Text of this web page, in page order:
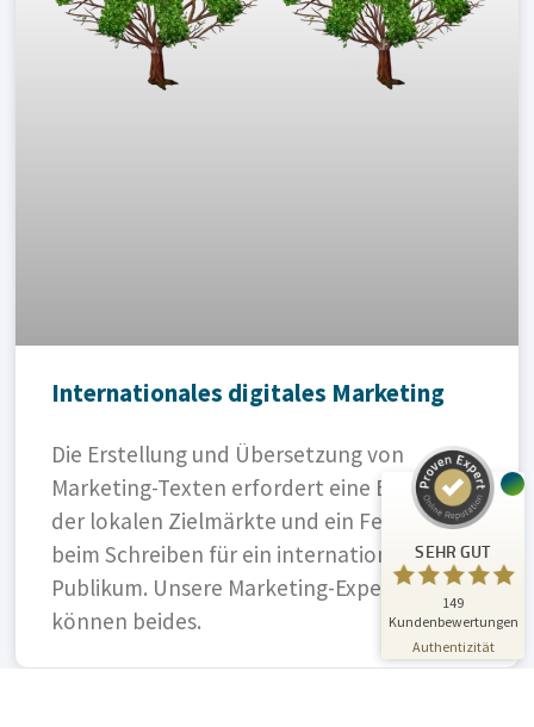
Internationales digitales Marketing
Die Erstellung und Übersetzung von
Marketing-Texten erfordert eine Expertise
der lokalen Zielmärkte und ein Feingefühl
beim Schreiben für ein internationales
Publikum. Unsere Marketing-Expert:innen
können beides.
SEHR GUT
149
Kundenbewertungen
Authentizität
A.C.T. GmbH
100
%
ProvenExpert.com
SEHR GUT
4,81
/
5,00
24
ProvenExpert.com
125
anderen Quellen
Blick aufs ProvenExpert-Profil werfen
01.07.2026